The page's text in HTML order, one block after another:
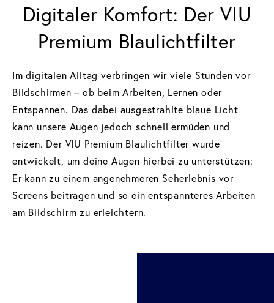
Digitaler Komfort: Der VIU
Premium Blaulichtfilter
Im digitalen Alltag verbringen wir viele Stunden vor
Bildschirmen – ob beim Arbeiten, Lernen oder
Entspannen. Das dabei ausgestrahlte blaue Licht
kann unsere Augen jedoch schnell ermüden und
reizen. Der VIU Premium Blaulichtfilter wurde
entwickelt, um deine Augen hierbei zu unterstützen:
Er kann zu einem angenehmeren Seherlebnis vor
Screens beitragen und so ein entspannteres Arbeiten
am Bildschirm zu erleichtern.